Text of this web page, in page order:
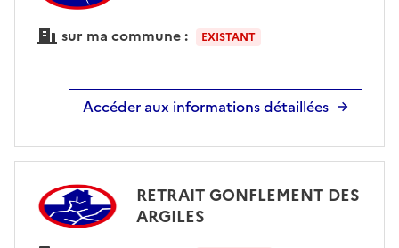
sur ma commune : EXISTANT
Accéder aux informations détaillées
RETRAIT GONFLEMENT DES
ARGILES